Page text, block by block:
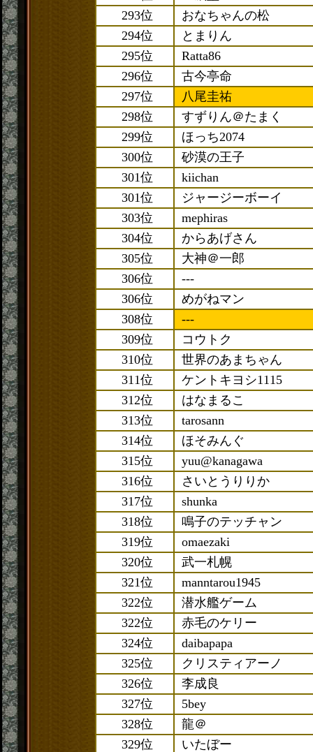
293位
おなちゃんの松
294位
とまりん
295位
Ratta86
296位
古今亭命
297位
八尾圭祐
298位
すずりん＠たまく
299位
ほっち2074
300位
砂漠の王子
301位
kiichan
301位
ジャージーボーイ
303位
mephiras
304位
からあげさん
305位
大神＠一郎
306位
---
306位
めがねマン
308位
---
309位
コウトク
310位
世界のあまちゃん
311位
ケントキヨシ1115
312位
はなまるこ
313位
tarosann
314位
ほそみんぐ
315位
yuu@kanagawa
316位
さいとうりりか
317位
shunka
318位
鳴子のテッチャン
319位
omaezaki
320位
武一札幌
321位
manntarou1945
322位
潜水艦ゲーム
322位
赤毛のケリー
324位
daibapapa
325位
クリスティアーノ
326位
李成良
327位
5bey
328位
龍＠
329位
いたぼー